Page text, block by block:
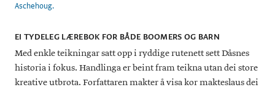
Aschehoug.
EI TYDELEG LÆREBOK FOR BÅDE BOOMERS OG BARN
Med enkle teikningar satt opp i ryddige rutenett sett Dåsnes
historia i fokus. Handlinga er beint fram teikna utan dei store
kreative utbrota. Forfattaren makter å visa kor makteslaus dei